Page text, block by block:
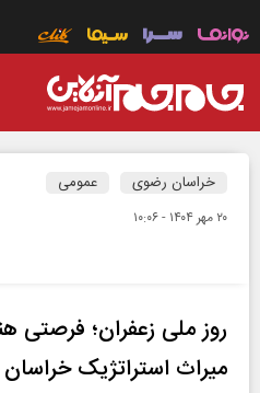
خراسان رضوی عمومی
۲۰ مهر ۱۴۰۴ - ۱۰:۰۶
روز ملی زعفران؛ فرصتی
میراث استراتژیک خراسان